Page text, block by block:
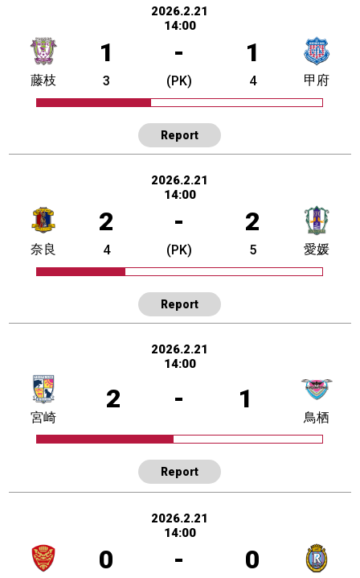
2026.2.21
14:00
1 - 1
藤枝 3 (PK) 4 甲府
Report
2026.2.21
14:00
2 - 2
奈良 4 (PK) 5 愛媛
Report
2026.2.21
14:00
2 - 1
宮崎 鳥栖
Report
2026.2.21
14:00
0 - 0